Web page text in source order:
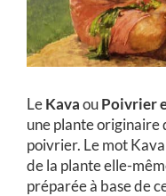
LeKavaouPoivrier
une plante originaire
poivrier. Le mot
de la plante elle-
préparée à base de